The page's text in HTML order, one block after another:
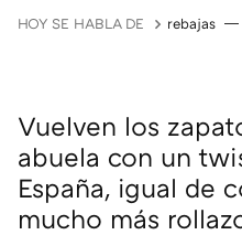
HOY SE HABLA DE rebajas
Vuelven los
abuela con un
España, igual de
mucho más